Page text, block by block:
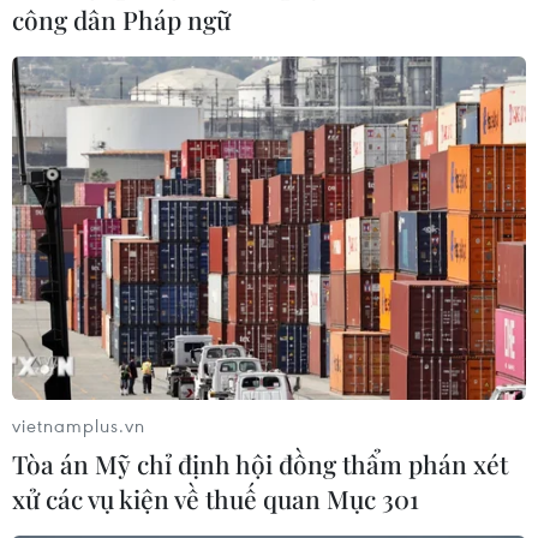
càng trở nên phổ biến tại Australia. Nguồn gốc
bệnhxuất phát từ việc lạm dụng chất cồn, hệ
thống miễn dịch yếu hoặc bị nhiễm viêmgan B,
C.
Trong vòng 4 năm qua, số bệnh nhân liên quan
tới gan tại Australia nhập việnđang tăng 30%./.
Tuấn Anh/Sydney (Vietnam+)
công dân Pháp ngữ
vietnamplus.vn
Tòa án Mỹ chỉ định hội đồng thẩm phán xét
xử các vụ kiện về thuế quan Mục 301